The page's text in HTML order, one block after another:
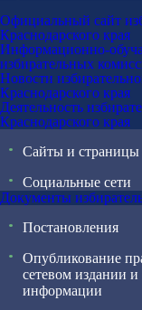
Официальный сайт
Краснодарского края
Информационно-
избирательных
Новости
Краснодарского края
Деятельность
Краснодарского края
Сайты и страницы
Социальные сети
Документы
Постановления
Опубликование
сетевом издании
информации